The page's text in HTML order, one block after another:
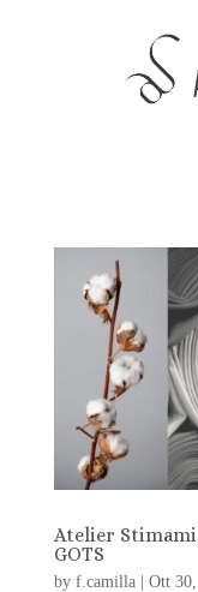
Atelier
GOTS
by f.camilla| Ott